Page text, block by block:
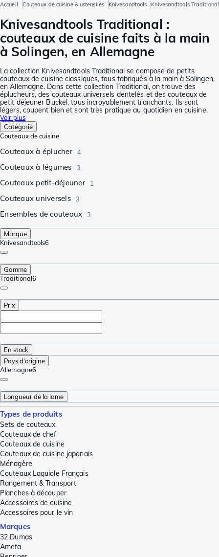
Accueil Couteaux de cuisine & ustensiles Knivesandtools Knivesandtools Traditional
Knivesandtools Traditional :
couteaux de cuisine faits à la main
à Solingen, en Allemagne
La collection Knivesandtools Traditional se compose de petits
couteaux de cuisine classiques, tous fabriqués à la main à Solingen,
en Allemagne. Dans cette collection Traditional, on trouve des
éplucheurs, des couteaux universels dentelés et des couteaux de
petit déjeuner Buckel, tous incroyablement tranchants. Ils sont
légers, coupent bien et sont très pratique au quotidien en cuisine.
Voir plus
Catégorie
Couteaux de cuisine
Couteaux à éplucher 4
Couteaux à légumes 3
Couteaux petit-déjeuner 1
Couteaux universels 3
Ensembles de couteaux 3
Marque
Knivesandtools6
Gamme
Traditional6
Prix
En stock
Pays d'origine
Allemagne6
Longueur de la lame
Types de produits
Sets de couteaux
Couteaux de chef
Couteaux de cuisine
Couteaux de cuisine japonais
Ménagère
Couteaux Laguiole Français
Rangement & Transport
Planches à découper
Accessoires de cuisine
Accessoires pour le vin
Marques
32 Dumas
Amefa